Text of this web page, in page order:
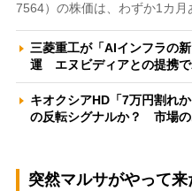
7564）の株価は、わずか1カ
三菱重工が「AIインフラの
運 エヌビディアとの提携
キオクシアHD「7万円割れ
の反転シグナルか？ 市場
突然マルサがやって来